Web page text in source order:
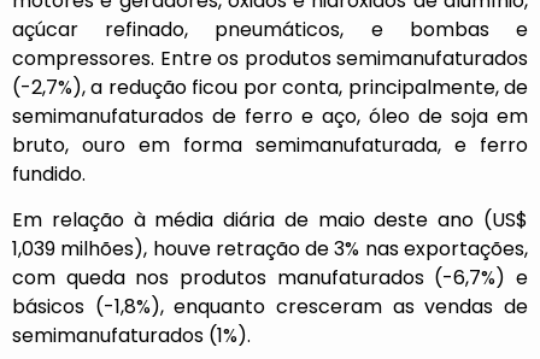
açúcar refinado, pneumáticos, e bombas e
compressores. Entre os produtos semimanufaturados
(-2,7%), a redução ficou por conta, principalmente, de
semimanufaturados de ferro e aço, óleo de soja em
bruto, ouro em forma semimanufaturada, e ferro
fundido.
Em relação à média diária de maio deste ano (US$
1,039 milhões), houve retração de 3% nas exportações,
com queda nos produtos manufaturados (-6,7%) e
básicos (-1,8%), enquanto cresceram as vendas de
semimanufaturados (1%).